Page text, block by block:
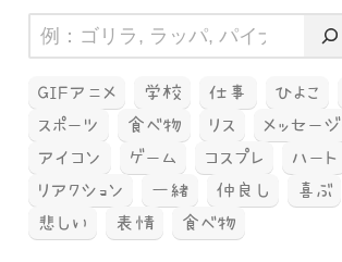
GIFアニメ 学校 仕事 ひよこ
スポーツ
食べ物 リス メッセー
アイコン
ゲーム コスプレ ハート
リアクション
一緒 仲良し 喜ぶ
悲しい
表情 食べ物